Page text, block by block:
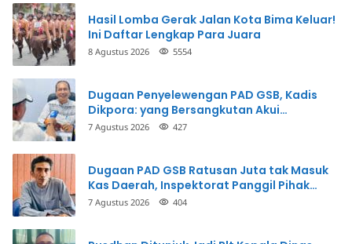
Hasil Lomba Gerak Jalan Kota Bima Keluar!
Ini Daftar Lengkap Para Juara
8 Agustus 2026 5554
Dugaan Penyelewengan PAD GSB, Kadis
Dikpora: yang Bersangkutan Akui
Perbuatannya dan Siap Mengembalikan
7 Agustus 2026 427
Dugaan PAD GSB Ratusan Juta tak Masuk
Kas Daerah, Inspektorat Panggil Pihak
Terkait
7 Agustus 2026 404